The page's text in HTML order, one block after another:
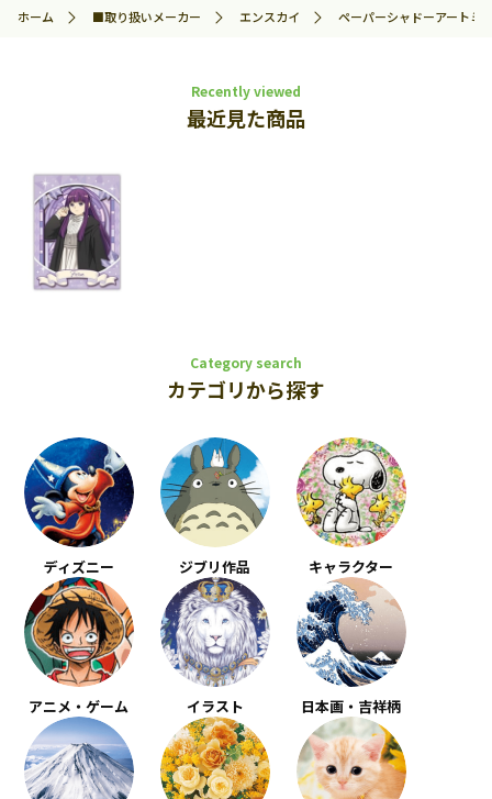
ホーム
■取り扱いメーカー エンスカイ ペーパーシャドーアート
Recently viewed
最近見た商品
Category search
カテゴリから探す
ディズニー ジブリ作品 キャラクター
アニメ・ゲーム イラスト 日本画・吉祥柄